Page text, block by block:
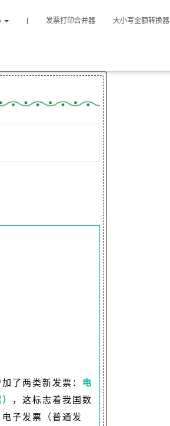
发票打印合并器 大小写金额转换器
了两类新发票： 电
，这标志着我国数
子发票（普通发